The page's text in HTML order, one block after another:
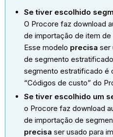
Se tiver escolhido
O Procore faz download
de importação de item
Esse modelo precisa ser
de segmento
segmento estratificado é
“Códigos de custo” do
Se tiver escolhido um
o Procore faz download
de importação de
precisa ser usado para